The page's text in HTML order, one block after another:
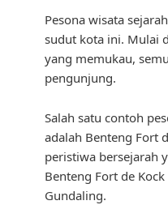
Pesona wisata
sudut kota ini. Mulai
yang memukau,
pengunjung.
Salah satu contoh
adalah Benteng Fort
peristiwa bersejarah
Benteng Fort de
Gundaling.